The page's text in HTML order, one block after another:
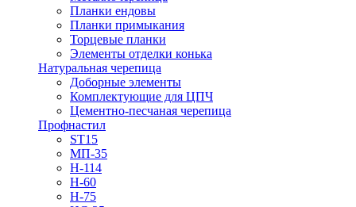
Планки ендовы
Планки примыкания
Торцевые планки
Элементы отделки конька
Натуральная черепица
Доборные элементы
Комплектующие для ЦПЧ
Цементно-песчаная черепица
Профнастил
ST15
МП-35
Н-114
Н-60
Н-75